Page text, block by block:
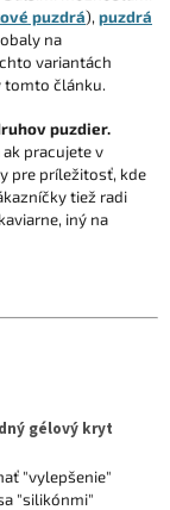
puzdrá), puzdrá
obaly na
variantách
tomto článku.
puzdier.
pracujete v
pre príležitosť, kde
tiež radi
iný na
gélový kryt
"vylepšenie"
"silikónmi"